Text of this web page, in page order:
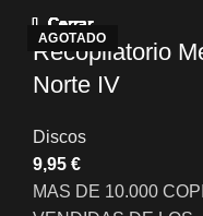
Cerrar
Recopilatorio
Norte IV
Discos
€
MAS DE 10.000
Cerrar
Cerrar
AGOTADO
Cerrar
Cerrar
Cerrar
Cerrar
Cerrar